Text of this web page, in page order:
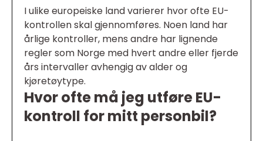
I ulike europeiske land varierer hvor ofte EU-
kontrollen skal gjennomføres. Noen land har
årlige kontroller, mens andre har lignende
regler som Norge med hvert andre eller fjerde
års intervaller avhengig av alder og
kjøretøytype.
Hvor ofte må jeg utføre EU-
kontroll for mitt personbil?